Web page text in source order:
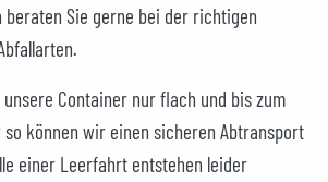
beraten Sie gerne bei der richtigen
Container nur flach und bis zum
so können wir einen sicheren Abtransport
einer Leerfahrt entstehen leider